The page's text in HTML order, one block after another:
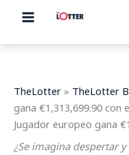
contenido
TheLotter » TheLotter
gana €1,313,699.90 con
Jugador europeo gana
¿Se imagina despertar